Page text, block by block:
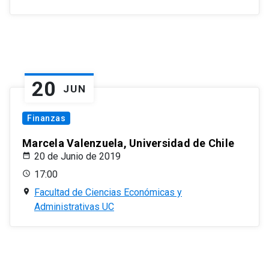
20 JUN
Finanzas
Marcela Valenzuela, Universidad de Chile
20 de Junio de 2019
17:00
Facultad de Ciencias Económicas y
Administrativas UC